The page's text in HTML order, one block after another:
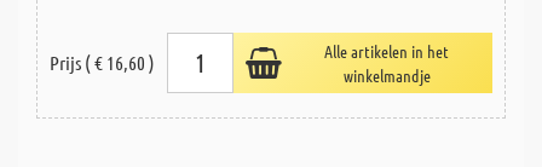
Prijs ( € 16,60 )
Alle artikelen in het
winkelmandje